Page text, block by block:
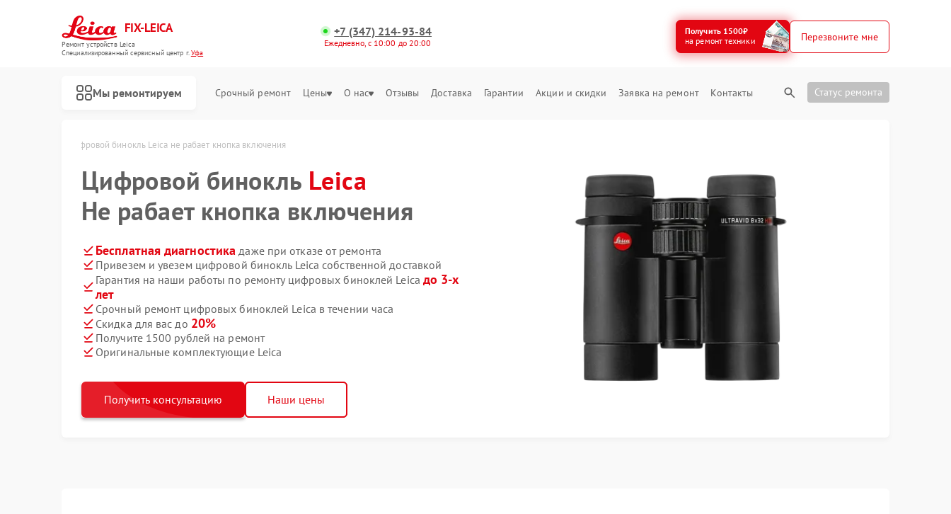
FIX-LEICA
Ремонт устройств Leica
Специализированный cервисный центр г.Уфа
+7 (347) 214-93-84
Ежедневно, с 10:00 до 20:00
Получить 1500₽
на ремонт техники
Перезвоните мне
Мы ремонтируем Срочный ремонт Цены О нас Отзывы Доставка Гарантии Акции и скидки Заявка на ремонт Контакты Статус ремонта
Цифровой бинокль Leica не рабает кнопка включения
Цифровой бинокль Leica
Не рабает кнопка включения
Бесплатная диагностика даже при отказе от ремонта
Привезем и увезем цифровой бинокль Leica собственной доставкой
Гарантия на наши работы по ремонту цифровых биноклей Leica до 3-х
лет
Срочный ремонт цифровых биноклей Leica в течении часа
Скидка для вас до 20%
Получите 1500 рублей на ремонт
Оригинальные комплектующие Leica
Получить консультацию Наши цены